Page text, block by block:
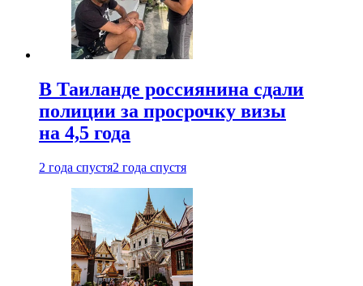
В Таиланде россиянина сдали
полиции за просрочку визы
на 4,5 года
2 года спустя2 года спустя